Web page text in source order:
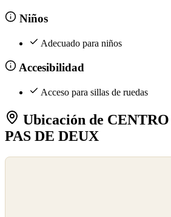
Niños
Adecuado para niños
Accesibilidad
Acceso para sillas de ruedas
Ubicación de
PAS DE DEUX